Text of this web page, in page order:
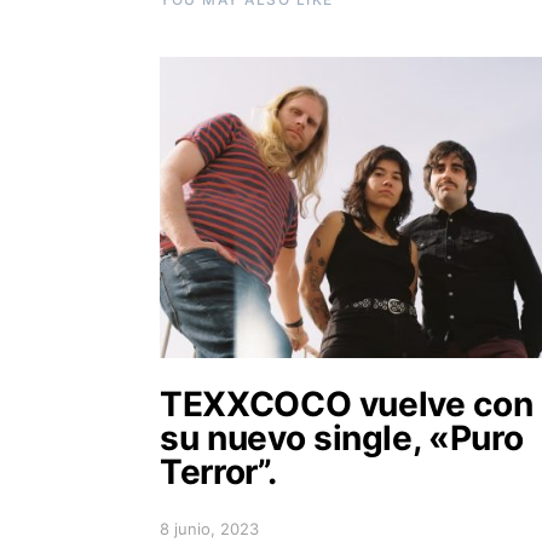
TEXXCOCO vuelve con
su nuevo single, «Puro
Terror”.
8 junio, 2023